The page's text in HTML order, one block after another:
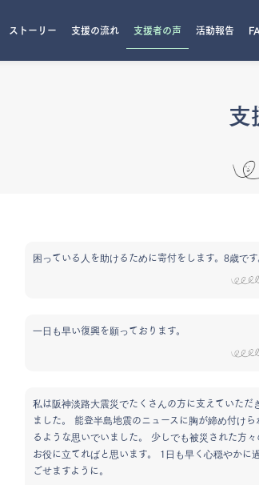
ストーリー 支援の流れ 支援者の声 活動報告
支
困っている人を助けるために寄付をします。8歳です
一日も早い復興を願っております。
私は阪神淡路大震災でたくさんの方に支えていただ
ました。 能登半島地震のニュースに胸が締め付けら
るような思いでいました。 少しでも被災された方々
お役に立てればと思います。 1日も早く心穏やかに
ごせますように。